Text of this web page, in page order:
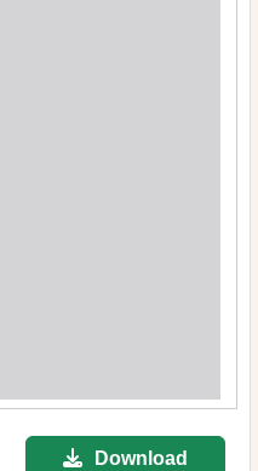
Download